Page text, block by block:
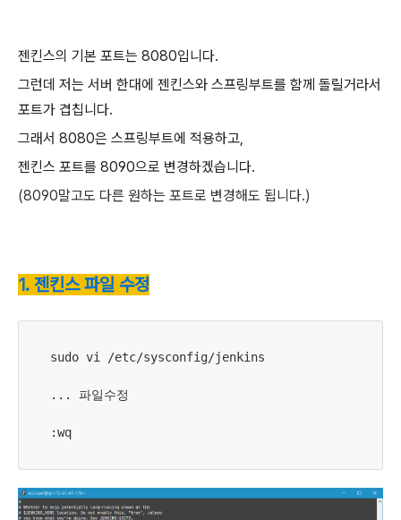
젠킨스의 기본 포트는 8080입니다.
그런데 저는 서버 한대에 젠킨스와 스프링부트를 함께 돌릴거라서
포트가 겹칩니다.
그래서 8080은 스프링부트에 적용하고,
젠킨스 포트를 8090으로 변경하겠습니다.
(8090말고도 다른 원하는 포트로 변경해도 됩니다.)
1. 젠킨스 파일 수정
sudo vi /etc/sysconfig/jenkins
... 파일수정
:wq